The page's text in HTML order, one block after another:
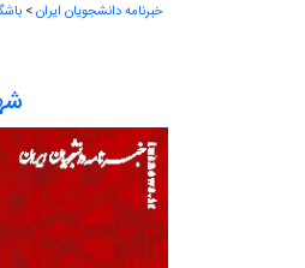
خبرنامه دانشجویان ایران>